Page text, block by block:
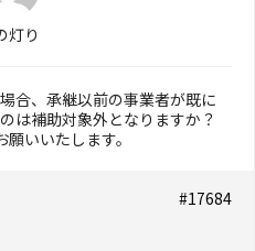
灯り
合、承継以前の事業者が既に
は補助対象外となりますか？
いいたします。
#17684